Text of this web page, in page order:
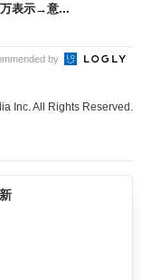
万表示→意...
by
Inc. All Rights Reserved.